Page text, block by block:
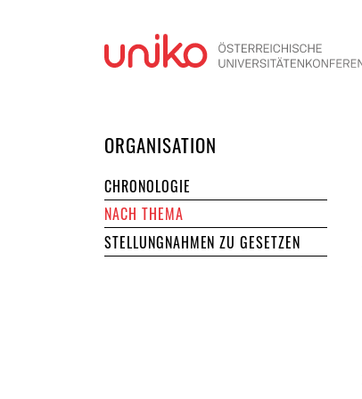
ORGANISATION
CHRONOLOGIE
NACH THEMA
STELLUNGNAHMEN ZU GESETZEN